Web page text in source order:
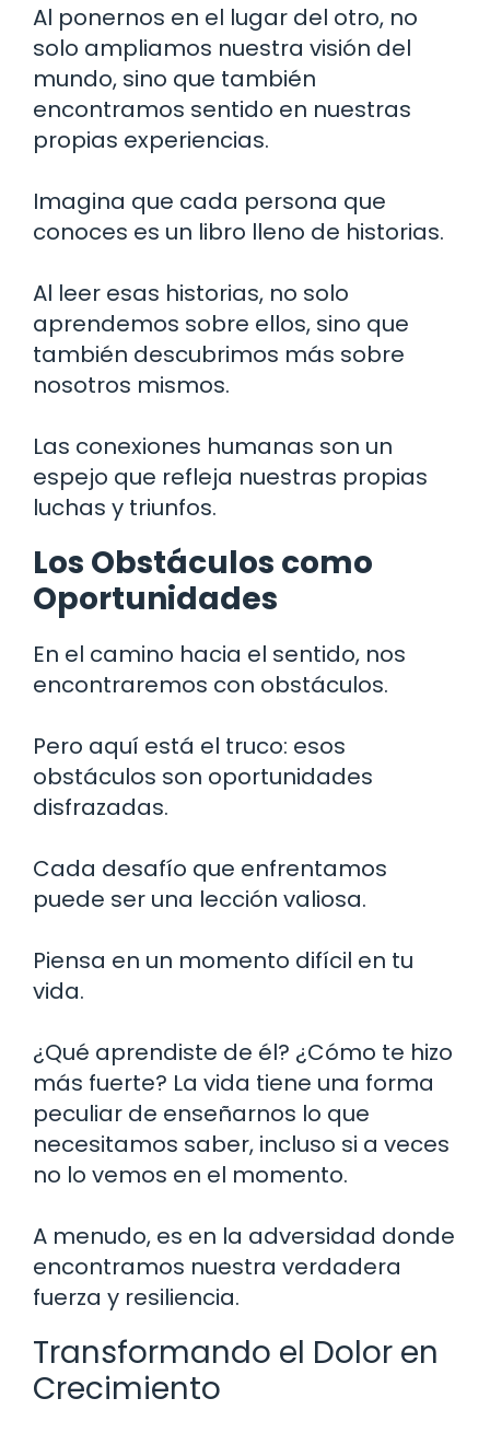
Al ponernos en el lugar del otro, no
solo ampliamos nuestra visión del
mundo, sino que también
encontramos sentido en nuestras
propias experiencias.
Imagina que cada persona que
conoces es un libro lleno de historias.
Al leer esas historias, no solo
aprendemos sobre ellos, sino que
también descubrimos más sobre
nosotros mismos.
Las conexiones humanas son un
espejo que refleja nuestras propias
luchas y triunfos.
Los Obstáculos como
Oportunidades
En el camino hacia el sentido, nos
encontraremos con obstáculos.
Pero aquí está el truco: esos
obstáculos son oportunidades
disfrazadas.
Cada desafío que enfrentamos
puede ser una lección valiosa.
Piensa en un momento difícil en tu
vida.
¿Qué aprendiste de él? ¿Cómo te hizo
más fuerte? La vida tiene una forma
peculiar de enseñarnos lo que
necesitamos saber, incluso si a veces
no lo vemos en el momento.
A menudo, es en la adversidad donde
encontramos nuestra verdadera
fuerza y resiliencia.
Transformando el Dolor en
Crecimiento